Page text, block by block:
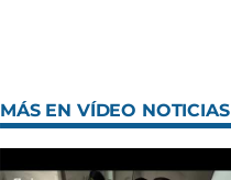
MÁS EN VÍDEO NOTICIAS